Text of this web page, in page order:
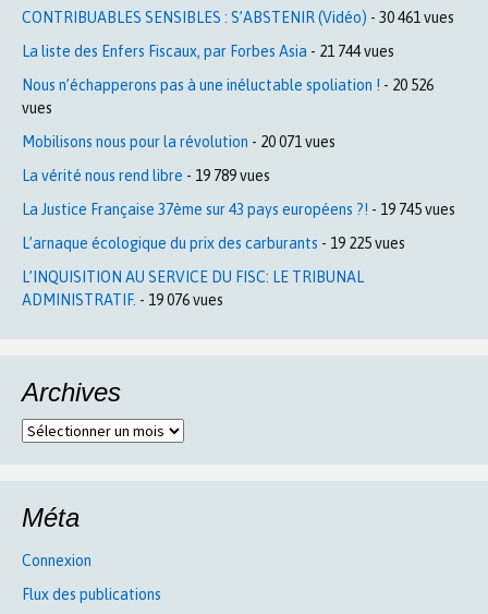
CONTRIBUABLES SENSIBLES : S’ABSTENIR (Vidéo) - 30 461 vues
La liste des Enfers Fiscaux, par Forbes Asia - 21 744 vues
Nous n’échapperons pas à une inéluctable spoliation ! - 20 526
vues
Mobilisons nous pour la révolution - 20 071 vues
La vérité nous rend libre - 19 789 vues
La Justice Française 37ème sur 43 pays européens ?! - 19 745 vues
L’arnaque écologique du prix des carburants - 19 225 vues
L’INQUISITION AU SERVICE DU FISC: LE TRIBUNAL
ADMINISTRATIF. - 19 076 vues
Archives
Archives
Méta
Connexion
Flux des publications